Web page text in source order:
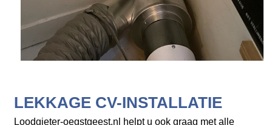
LEKKAGE CV-INSTALLATIE
Loodgieter-oegstgeest.nl helpt u ook graag met alle